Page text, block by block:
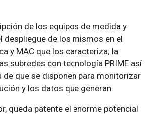
de los equipos de medida y
despliegue de los mismos en el
y MAC que los caracteriza; la
subredes con tecnología PRIME así
de que se disponen para monitorizar
y los datos que generan.
queda patente el enorme potencial